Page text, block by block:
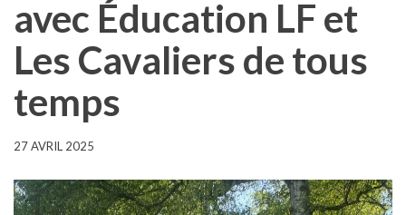
avec Éducation LF et
Les Cavaliers de tous
temps
27 AVRIL 2025